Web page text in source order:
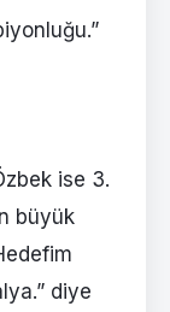
ise 3.
büyük
diye